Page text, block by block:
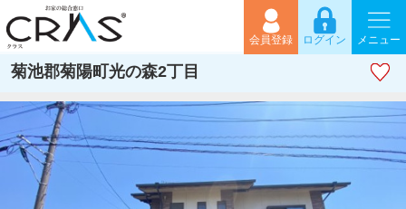
会員登録 ログイン メニュー
菊池郡菊陽町光の森2丁目